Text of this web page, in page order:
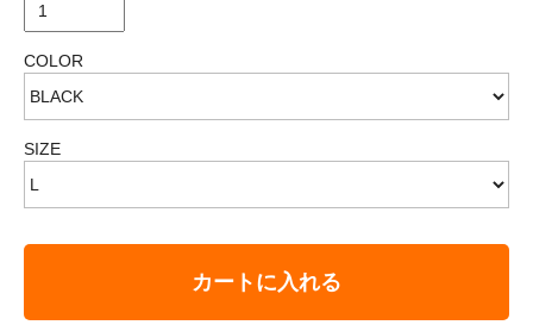
COLOR
SIZE
カートに入れる